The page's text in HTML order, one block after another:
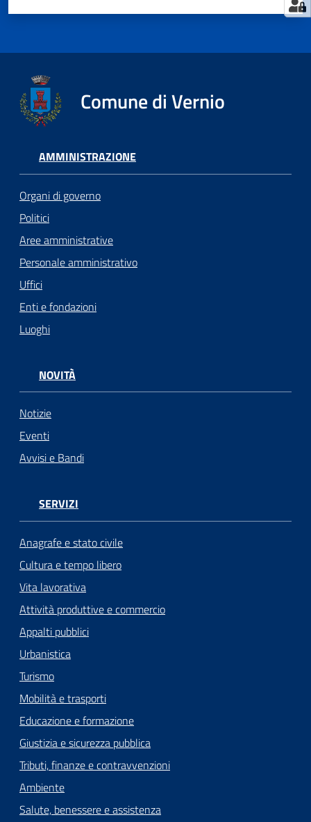
Comune di Vernio
AMMINISTRAZIONE
Organi di governo
Politici
Aree amministrative
Personale amministrativo
Uffici
Enti e fondazioni
Luoghi
NOVITÀ
Notizie
Eventi
Avvisi e Bandi
SERVIZI
Anagrafe e stato civile
Cultura e tempo libero
Vita lavorativa
Attività produttive e commercio
Appalti pubblici
Urbanistica
Turismo
Mobilità e trasporti
Educazione e formazione
Giustizia e sicurezza pubblica
Tributi, finanze e contravvenzioni
Ambiente
Salute, benessere e assistenza